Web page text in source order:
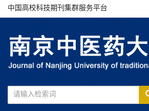
中国高校科技期刊集群服务平台